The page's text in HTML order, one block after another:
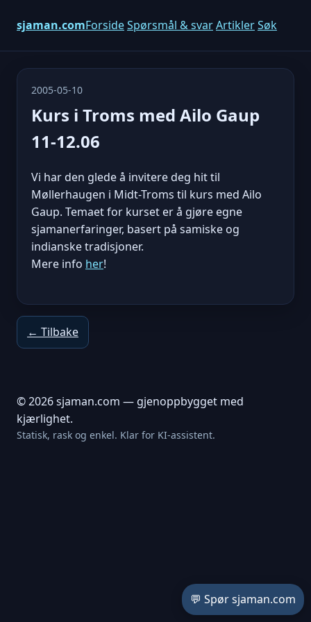
sjaman.comForsideSpørsmål & svarArtiklerSøk
2005-05-10
Kurs i Troms med Ailo Gaup
11-12.06
Vi har den glede å invitere deg hit til
Møllerhaugen i Midt-Troms til kurs med Ailo
Gaup. Temaet for kurset er å gjøre egne
sjamanerfaringer, basert på samiske og
indianske tradisjoner.
Mere info her!
← Tilbake
© 2026 sjaman.com — gjenoppbygget med
kjærlighet.
Statisk, rask og enkel. Klar for KI-assistent.
💬 Spør sjaman.com